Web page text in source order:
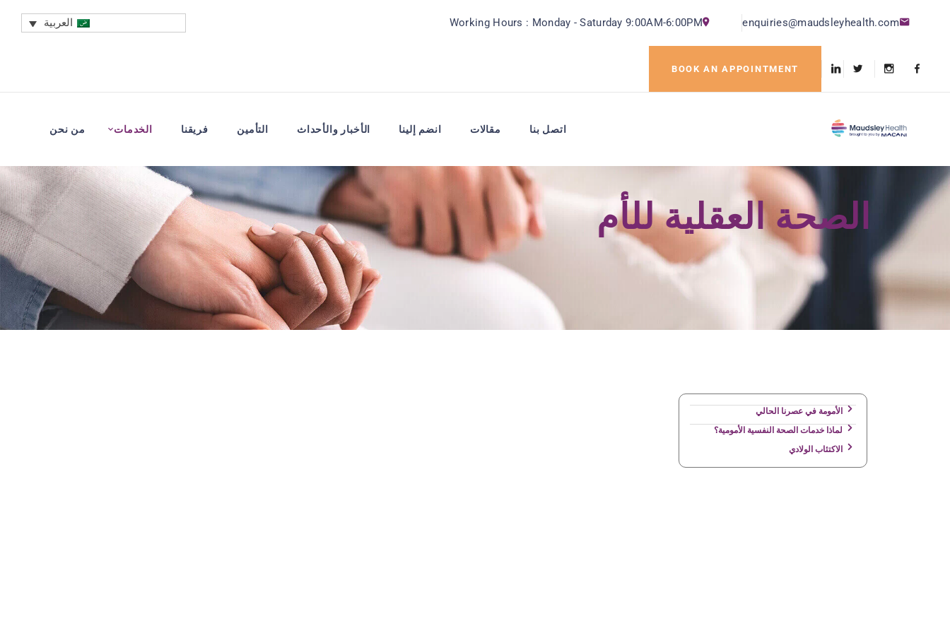
enquiries@maudsleyhealth.com
Working Hours : Monday - Saturday 9:00AM-6:00PM العربية
BOOK AN APPOINTMENT
من نحن الخدمات فريقنا التأمين الأخبار والأحداث​ انضم إلينا مقالات اتصل بنا
الصحة العقلية للأم
الأمومة في عصرنا الحالي
لماذا خدمات الصحة النفسية الأمومية؟
الاكتئاب الولادي